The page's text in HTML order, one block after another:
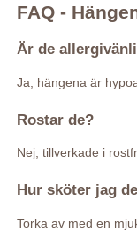
FAQ -
Är de
Ja, hängena är
Rostar de?
Nej, tillverkade i
Hur sköter jag
Torka av med en